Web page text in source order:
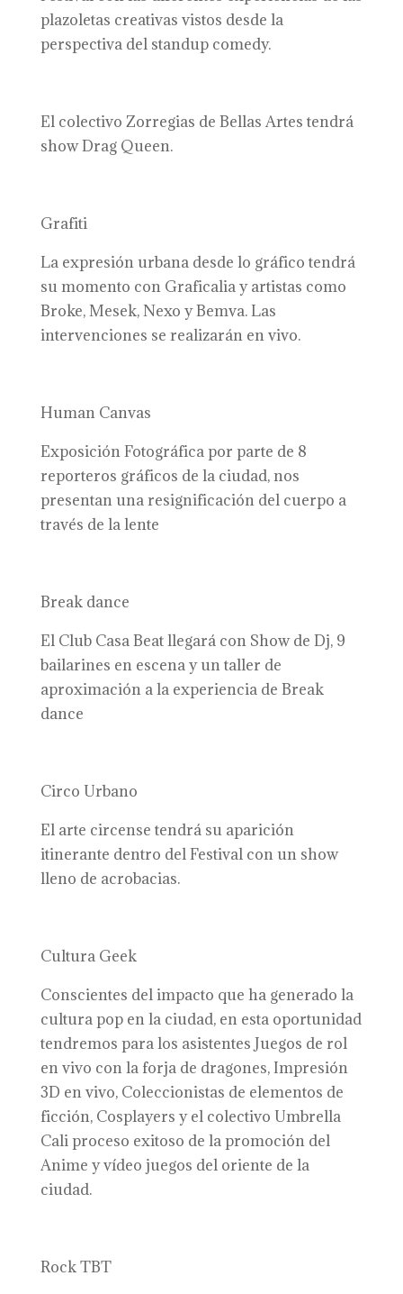
plazoletas creativas vistos desde la
perspectiva del standup comedy.
El colectivo Zorregias de Bellas Artes tendrá
show Drag Queen.
Grafiti
La expresión urbana desde lo gráfico tendrá
su momento con Graficalia y artistas como
Broke, Mesek, Nexo y Bemva. Las
intervenciones se realizarán en vivo.
Human Canvas
Exposición Fotográfica por parte de 8
reporteros gráficos de la ciudad, nos
presentan una resignificación del cuerpo a
través de la lente
Break dance
El Club Casa Beat llegará con Show de Dj, 9
bailarines en escena y un taller de
aproximación a la experiencia de Break
dance
Circo Urbano
El arte circense tendrá su aparición
itinerante dentro del Festival con un show
lleno de acrobacias.
Cultura Geek
Conscientes del impacto que ha generado la
cultura pop en la ciudad, en esta oportunidad
tendremos para los asistentes Juegos de rol
en vivo con la forja de dragones, Impresión
3D en vivo, Coleccionistas de elementos de
ficción, Cosplayers y el colectivo Umbrella
Cali proceso exitoso de la promoción del
Anime y vídeo juegos del oriente de la
ciudad.
Rock TBT